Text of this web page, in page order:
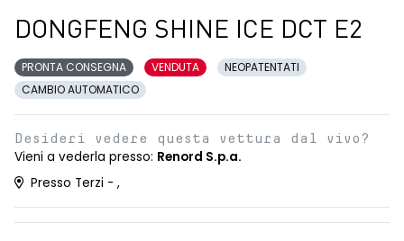
DONGFENG SHINE ICE DCT E2
PRONTA CONSEGNA VENDUTA
NEOPATENTATI
CAMBIO AUTOMATICO
Desideri vedere questa vettura dal vivo?
Vieni a vederla presso: Renord S.p.a.
Presso Terzi - ,